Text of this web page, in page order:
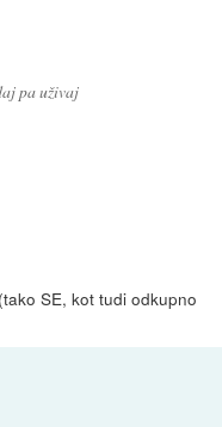
pa uživaj
SE, kot tudi odkupno